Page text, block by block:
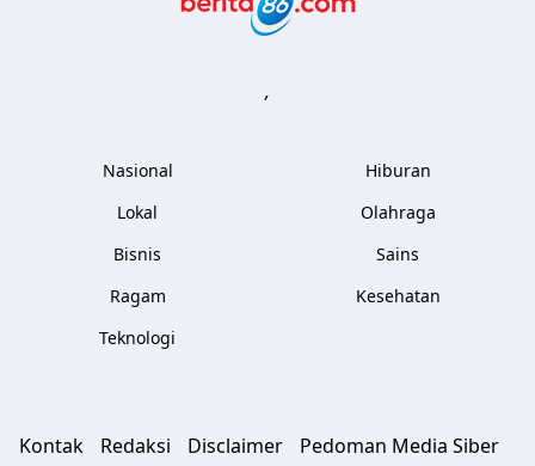
,
Nasional
Lokal
Bisnis
Ragam
Teknologi
Hiburan
Olahraga
Sains
Kesehatan
Kontak Redaksi Disclaimer Pedoman Media Siber